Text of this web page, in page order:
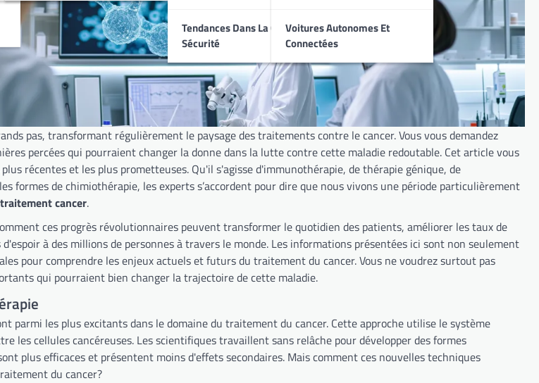
Tendances Dans La Cyber-
Sécurité
Voitures Autonomes Et
Connectées
pas, transformant régulièrement le paysage des traitements contre le cancer. Vous vous demandez
percées qui pourraient changer la donne dans la lutte contre cette maladie redoutable. Cet article vous
récentes et les plus prometteuses. Qu'il s'agisse d'immunothérapie, de thérapie génique, de
formes de chimiothérapie, les experts s’accordent pour dire que nous vivons une période particulièrement
cancer.
ces progrès révolutionnaires peuvent transformer le quotidien des patients, améliorer les taux de
à des millions de personnes à travers le monde. Les informations présentées ici sont non seulement
pour comprendre les enjeux actuels et futurs du traitement du cancer. Vous ne voudrez surtout pas
qui pourraient bien changer la trajectoire de cette maladie.
parmi les plus excitants dans le domaine du traitement du cancer. Cette approche utilise le système
les cellules cancéreuses. Les scientifiques travaillent sans relâche pour développer des formes
plus efficaces et présentent moins d'effets secondaires. Mais comment ces nouvelles techniques
du cancer?